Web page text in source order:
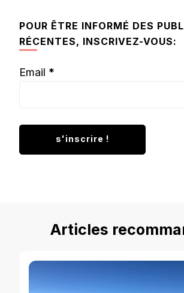
POUR ÊTRE INFORMÉ DES
RÉCENTES, INSCRIVEZ-VOUS:
Email *
Articles